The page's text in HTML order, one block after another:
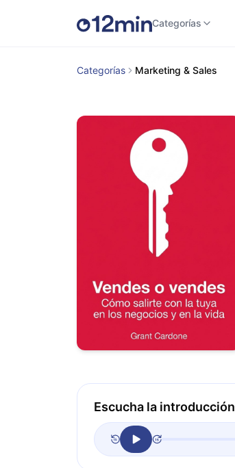
Categorías
Categorías Marketing & Sales
Escucha la introducción